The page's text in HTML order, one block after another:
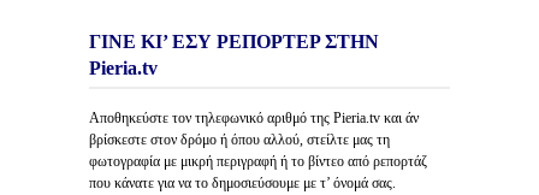
ΓΙΝΕ ΚΙ’ ΕΣΥ ΡΕΠΟΡΤΕΡ ΣΤΗΝ
Pieria.tv
Αποθηκεύστε τον τηλεφωνικό αριθμό της Pieria.tv και άν
βρίσκεστε στον δρόμο ή όπου αλλού, στείλτε μας τη
φωτογραφία με μικρή περιγραφή ή το βίντεο από ρεπορτάζ
που κάνατε για να το δημοσιεύσουμε με τ’ όνομά σας.